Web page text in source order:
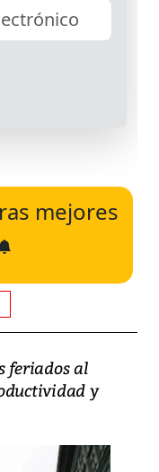
mejores
feriados al
y